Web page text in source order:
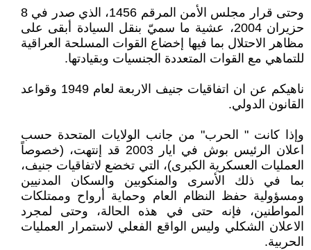
وحتى قرار مجلس الأمن المرقم 1456، الذي صدر في 8
حزيران 2004، عشية ما سميّ بنقل السيادة أبقى على
مظاهر الاحتلال بما فيها إخضاع القوات المسلحة العراقية
للتماهي مع القوات المتعددة الجنسيات وبقيادتها.
ناهيكم عن ان اتفاقيات جنيف الاربعة لعام 1949 وقواعد
القانون الدولي.
وإذا كانت " الحرب" من جانب الولايات المتحدة حسب
اعلان الرئيس بوش في ايار 2003 قد إنتهت، (خصوصاً
العمليات العسكرية الكبرى)، التي تخضع لاتفاقيات جنيف،
بما في ذلك الأسرى والمنكوبين والسكان المدنيين
ومسؤولية حفظ النظام العام وحماية أرواح وممتلكات
المواطنين، فإنه حتى في هذه الحالة، وحتى لمجرد
الاعلان الشكلي وليس الواقع الفعلي لاستمرار العمليات
الحربية.